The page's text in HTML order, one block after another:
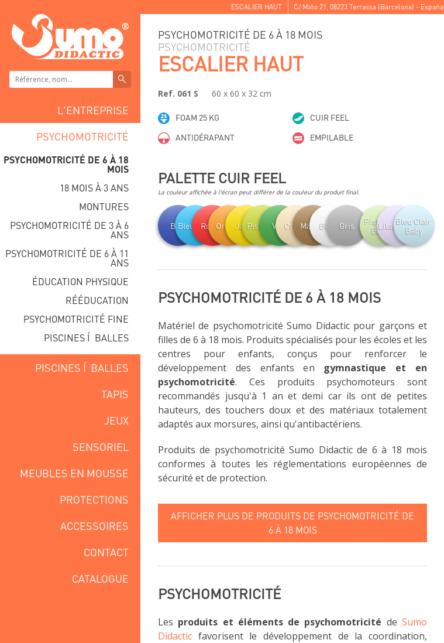
ESCALIER HAUT C/ Miño 21 , 08223 Terrassa (Barcelona) - España
L'ENTREPRISE
PSYCHOMOTRICITÉ
PSYCHOMOTRICITÉ DE 6 À 18
MOIS
18 MOIS À 3 ANS
MONTURES
PSYCHOMOTRICITÉ DE 3 À 6
ANS
PSYCHOMOTRICITÉ DE 6 À 11
ANS
ÉDUCATION PHYSIQUE
RÉÉDUCATION
PSYCHOMOTRICITÉ FINE
PISCINES Í BALLES
PISCINES Í BALLES
TAPIS
JEUX
SENSORIEL
MEUBLES EN MOUSSE
PROTECTIONS
ACCESSOIRES
CONTACT
CATALOGUE
PSYCHOMOTRICITÉ DE 6 À 18 MOIS
PSYCHOMOTRICITÉ
ESCALIER HAUT
Ref. 061 S 60 x 60 x 32 cm
FOAM 25 KG
CUIR FEEL
ANTIDÉRAPANT
EMPILABLE
PALETTE CUIR FEEL
La couleur affichée à l'écran peut différer de la couleur du produit final.
BleuBleu clairRougeOrangeJaunePistacheVertCrèmeMarronBlancGris
Pistache
Baby
Lilas Baby
Bleu Clair
Baby
PSYCHOMOTRICITÉ DE 6 À 18 MOIS
Matériel de psychomotricité Sumo Didactic pour garçons et
filles de 6 à 18 mois. Produits spécialisés pour les écoles et les
centres pour enfants, conçus pour renforcer le
développement des enfants en gymnastique et en
psychomotricité. Ces produits psychomoteurs sont
recommandés jusqu'à 1 an et demi car ils ont de petites
hauteurs, des touchers doux et des matériaux totalement
adaptés aux morsures, ainsi qu'antibactériens.
Produits de psychomotricité Sumo Didactic de 6 à 18 mois
conformes à toutes les réglementations européennes de
sécurité et de protection.
AFFICHER PLUS DE PRODUITS DE PSYCHOMOTRICITÉ DE
6 À 18 MOIS
PSYCHOMOTRICITÉ
Les produits et éléments de psychomotricité deSumo
Didactic favorisent le développement de la coordination,